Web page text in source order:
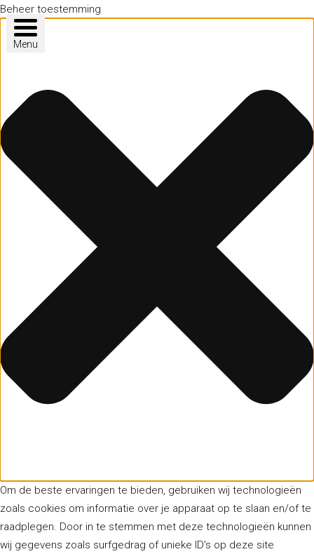
Beheer toestemming
Om de beste ervaringen te bieden, gebruiken wij technologieën
zoals cookies om informatie over je apparaat op te slaan en/of te
raadplegen. Door in te stemmen met deze technologieën kunnen
wij gegevens zoals surfgedrag of unieke ID's op deze site
Menu